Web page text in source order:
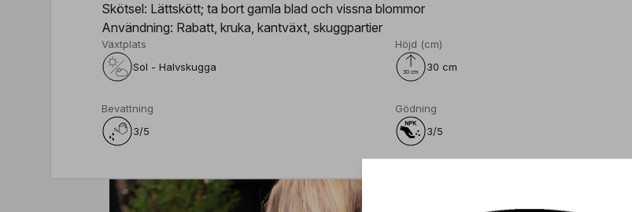
Skötsel: Lättskött; ta bort gamla blad och vissna blommor
Användning: Rabatt, kruka, kantväxt, skuggpartier
Växtplats
Sol - Halvskugga
Höjd (cm)
30 cm
Bevattning
3/5
Gödning
3/5